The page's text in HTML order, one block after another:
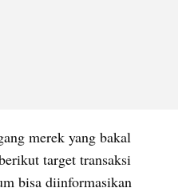
merek yang bakal
target transaksi
bisa diinformasikan